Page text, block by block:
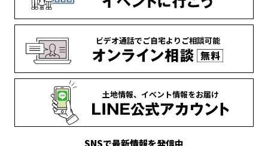
ビデオ通話でご自宅より ご相談可能
土地情報、 イベント情報をお届け